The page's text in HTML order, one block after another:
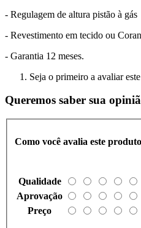
- Regulagem de altura pistão à gás
- Revestimento em tecido ou
- Garantia 12 meses.
Seja o primeiro a avaliar
Queremos saber sua
Como você avalia este
Qualidade
Aprovação
Preço